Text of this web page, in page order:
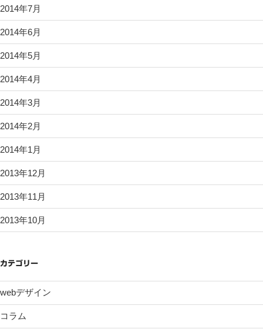
2014年7月
2014年6月
2014年5月
2014年4月
2014年3月
2014年2月
2014年1月
2013年12月
2013年11月
2013年10月
カテゴリー
webデザイン
コラム